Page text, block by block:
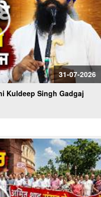
31-07-2026
Kuldeep Singh Gadgaj